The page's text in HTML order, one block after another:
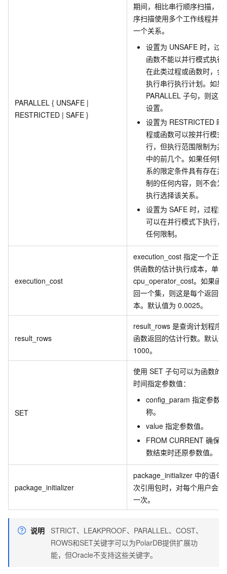
PARALLEL { UNSAFE |
RESTRICTED | SAFE }
期间，相比串行顺序扫描，
序扫描使用多个工作线程并
一个关系。
设置为 UNSAFE 时，过
函数不能以并行模式执行
在此类过程或函数时，会
执行串行执行计划。如果
PARALLEL 子句，则这
设置。
设置为 RESTRICTED 时
程或函数可以按并行模式
行，但执行范围限制为并
中的前几个。如果任何特
系的限定条件具有存在并
制的任何内容，则不会为
执行选择该关系。
设置为 SAFE 时，过程或
可以在并行模式下执行，
任何限制。
execution_cost
execution_cost 指定一个正
供函数的估计执行成本，单
cpu_operator_cost。如果函
回一个集，则这是每个返回
本。默认值为 0.0025。
result_rows
result_rows 是查询计划程序
函数返回的估计行数。默认
1000。
SET
使用 SET 子句可以为函数的
时间指定参数值：
config_param 指定参数名
称。
value 指定参数值。
FROM CURRENT 确保
数结束时还原参数值。
package_initializer
package_initializer 中的语句
次引用包时，对每个用户会
一次。
说明 STRICT、LEAKPROOF、PARALLEL、COST、
ROWS和SET关键字可以为PolarDB提供扩展功
能，但Oracle不支持这些关键字。